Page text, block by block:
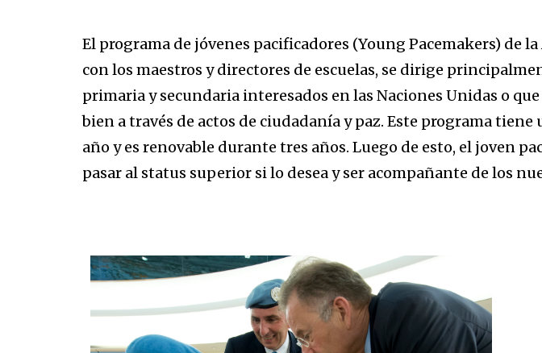
El programa de jóvenes pacificadores (Young Pacemakers) de la
con los maestros y directores de escuelas, se dirige
primaria y secundaria interesados en las Naciones Unidas o que
bien a través de actos de ciudadanía y paz. Este programa
año y es renovable durante tres años. Luego de esto, el joven
pasar al status superior si lo desea y ser acompañante de los